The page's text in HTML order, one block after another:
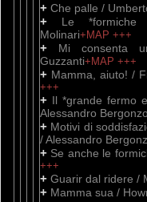
+ Che palle /
+
Le
Molinari+MAP +++
+ Mi consenta
Guzzanti+MAP +++
+ Mamma, aiuto! /
+++
+ Il *grande fermo
Alessandro
+ Motivi di
/ Alessandro
+ Se anche le
+++
+ Guarir dal ridere /
+ Mamma sua /